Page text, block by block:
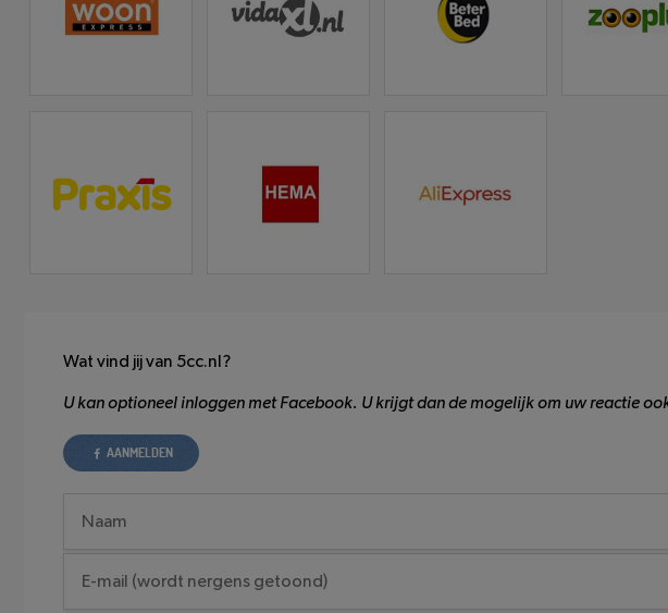
Wat vind jij van 5cc.nl?
U kan optioneel inloggen met Facebook. U krijgt dan de mogelijk om uw reactie
AANMELDEN